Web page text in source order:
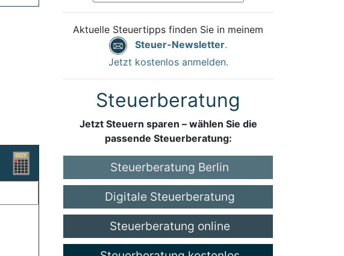
Aktuelle Steuertipps finden Sie in meinem
Steuer-Newsletter.
Jetzt kostenlos anmelden.
Steuerberatung
Jetzt Steuern sparen – wählen Sie die
passende Steuerberatung:
Steuerberatung Berlin
Digitale Steuerberatung
Steuerberatung online